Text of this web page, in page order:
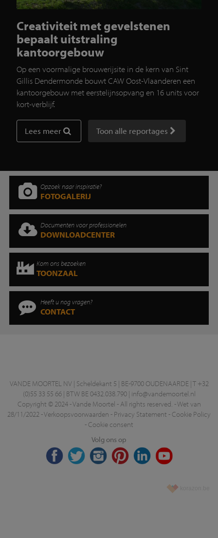
Creativiteit met gevelstenen
bepaalt uitstraling
kantoorgebouw
Op een voormalige brouwerijsite in de kern van Sint
Gillis Dendermonde bouwt CAW Oost-Vlaanderen een
kantoorgebouw met eerstelijnsopvang en 16 units voor
kort-verblijf.
Lees meer Toon alle reportages
Opzoek naar inspiratie?
FOTOGALERIJ
Documenten voor professionelen
DOWNLOADCENTER
Kom ons bezoeken
TOONZAAL
Heeft u nog vragen?
CONTACT
VANDE MOORTEL NV | Scheldekant 5 | BE-9700 OUDENAARDE | T +32
(0)55 33 55 66 | BTW BE 0432.038.790 | info@vandemoortel.nl
Copyright © 2024 - Vande Moortel - All rights reserved. -Wet van
28/11/2022-Verkoopsvoorwaarden - Privacy Statement - Cookie Policy
- Cookie consent
Volg ons op